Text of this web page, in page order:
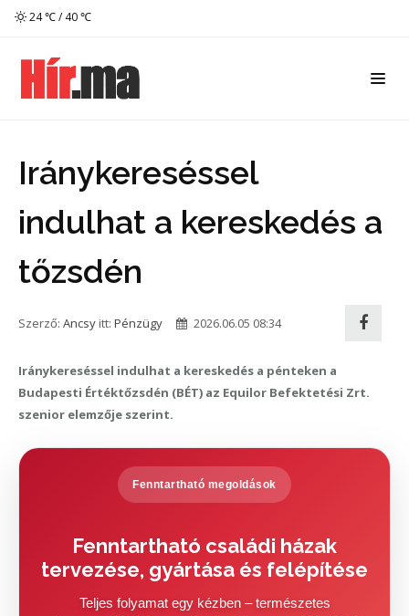
24 ℃ / 40 ℃
Iránykereséssel
indulhat a kereskedés a
tőzsdén
Szerző: Ancsy itt: Pénzügy 2026.06.05 08:34
Iránykereséssel indulhat a kereskedés a pénteken a
Budapesti Értéktőzsdén (BÉT) az Equilor Befektetési Zrt.
szenior elemzője szerint.
Fenntartható megoldások
Fenntartható családi házak
tervezése, gyártása és felépítése
Teljes folyamat egy kézben – természetes